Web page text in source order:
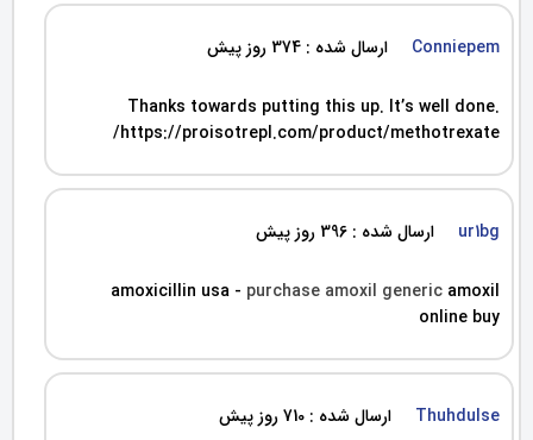
Conniepem ارسال شده : 374 روز پیش
Thanks towards putting this up. It’s well done.
https://proisotrepl.com/product/methotrexate/
ur1bg ارسال شده : 396 روز پیش
amoxicillin usa - purchase amoxil generic amoxil
online buy
Thuhdulse ارسال شده : 710 روز پیش